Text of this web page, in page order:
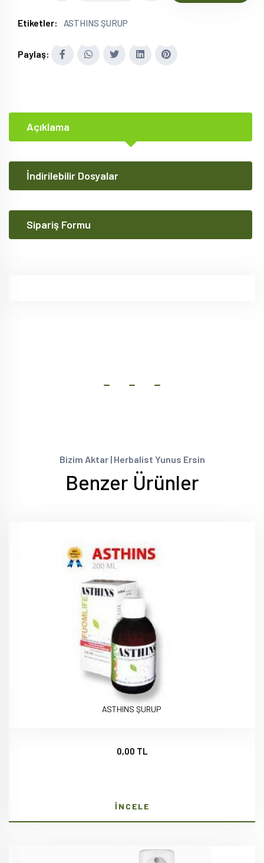
Etiketler: ASTHINS ŞURUP
Paylaş:
Açıklama
İndirilebilir Dosyalar
Sipariş Formu
Bizim Aktar | Herbalist Yunus Ersin
Benzer Ürünler
ASTHINS ŞURUP
0,00 TL
İNCELE